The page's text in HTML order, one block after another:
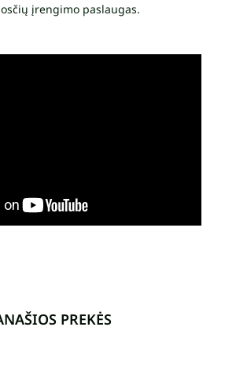
įrengimo paslaugas.
PREKĖS